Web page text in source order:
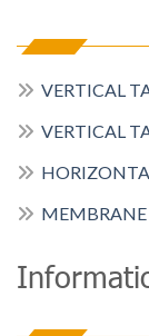
VERTICAL
VERTICAL
MEMBRANE